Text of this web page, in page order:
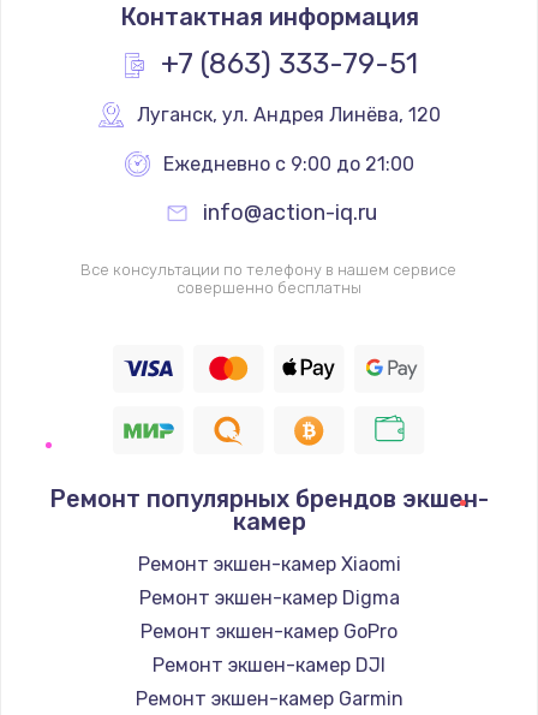
1200 руб.
Заказать
Замена реле
700 руб.
Замена ТЭНа
2500 руб.
Замена шнура
Заказать
Замена / ремонт электронного модуля
управления
600 руб.
Контактная информация
+7 (863) 333-79-51
Луганск, ул. Андрея Линёва, 120
Ежедневно с 9:00 до 21:00
info@action-iq.ru
Все консультации по телефону в нашем сервисе
совершенно бесплатны
Ремонт популярных брендов экшен-
камер
Ремонт экшен-камер Xiaomi
Ремонт экшен-камер Digma
Ремонт экшен-камер GoPro
Ремонт экшен-камер DJI
Ремонт экшен-камер Garmin